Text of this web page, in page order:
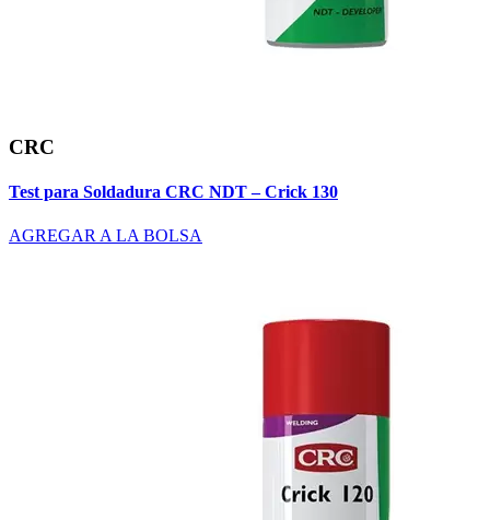
CRC
Test para Soldadura CRC NDT – Crick 130
AGREGAR A LA BOLSA